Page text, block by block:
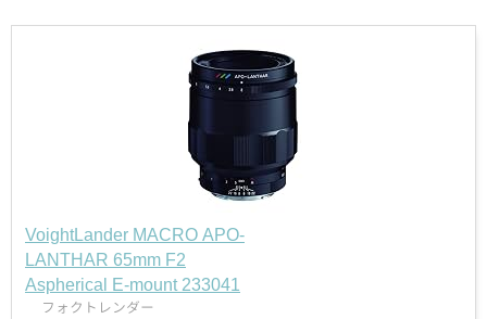
VoightLander MACRO APO-
LANTHAR 65mm F2
Aspherical E-mount 233041
フォクトレンダー